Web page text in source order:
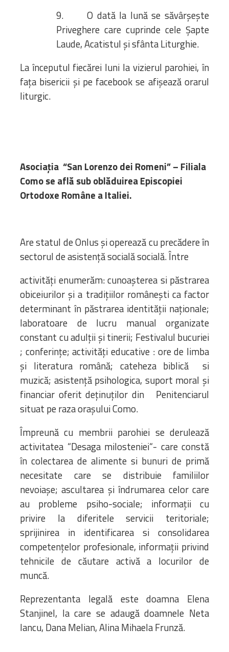
9. O dată la lună se săvârșește
Priveghere care cuprinde cele Șapte
Laude, Acatistul și sfânta Liturghie.
La începutul fiecărei luni la vizierul parohiei, în
fața bisericii și pe facebook se afișează orarul
liturgic.
Asociația “San Lorenzo dei Romeni” – Filiala
Como se află sub oblăduirea Episcopiei
Ortodoxe Române a Italiei.
Are statul de Onlus și operează cu precădere în
sectorul de asistență socială socială. Între
activități enumerăm: cunoașterea si păstrarea
obiceiurilor și a tradițiilor românești ca factor
determinant în păstrarea identității naționale;
laboratoare de lucru manual organizate
constant cu adulții și tinerii; Festivalul bucuriei
; conferințe; activități educative : ore de limba
și literatura română; cateheza biblică si
muzică; asistență psihologica, suport moral și
financiar oferit deținuților din Penitenciarul
situat pe raza orașului Como.
Împreună cu membrii parohiei se derulează
activitatea “Desaga milosteniei“- care constă
în colectarea de alimente si bunuri de primă
necesitate care se distribuie familiilor
nevoiașe; ascultarea și îndrumarea celor care
au probleme psiho-sociale; informații cu
privire la diferitele servicii teritoriale;
sprijinirea in identificarea si consolidarea
competențelor profesionale, informații privind
tehnicile de căutare activă a locurilor de
muncă.
Reprezentanta legală este doamna Elena
Stanjinel, la care se adaugă doamnele Neta
Iancu, Dana Melian, Alina Mihaela Frunză.